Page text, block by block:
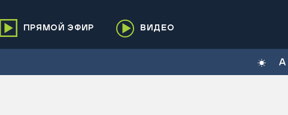
ПРЯМОЙ ЭФИР ВИДЕО